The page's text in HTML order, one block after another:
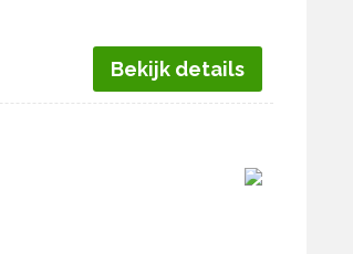
Bekijk details